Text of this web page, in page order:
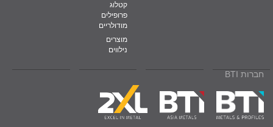
קטלוג
פרופילים
מודולריים
מוצרים
נילווים
חברות BTI